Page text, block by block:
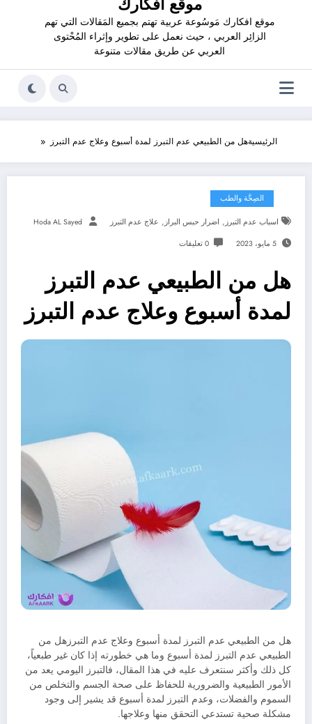
موقع افكارك مَوسُوعة عربية تهتم بجميع المَقالات التي تهم
الزائِر العربي ، حيث نعمل على تطوير وإثراء المُحْتوى
العربي عن طريق مقالات متنوعة
الرئيسيةهل من الطبيعي عدم التبرز لمدة أسبوع وعلاج عدم التبرز
الصِحَّة والطب
اسباب عدم التبرز , اضرار حبس البراز , علاج عدم التبرز Hoda AL Sayed
5 مايو، 2023 0 تعليقات
هل من الطبيعي عدم التبرز
لمدة أسبوع وعلاج عدم التبرز
هل من الطبيعي عدم التبرز لمدة أسبوع وعلاج عدم التبرزهل من
الطبيعي عدم التبرز لمدة أسبوع وما هي خطورته إذا كان غير طبعياً،
كل ذلك وأكثر سنتعرف عليه في هذا المقال، فالتبرز اليومي يعد من
الأمور الطبيعية والضرورية للحفاظ على صحة الجسم والتخلص من
السموم والفضلات، وعدم التبرز لمدة أسبوع قد يشير إلى وجود
مشكلة صحية تستدعي التحقق منها وعلاجها.